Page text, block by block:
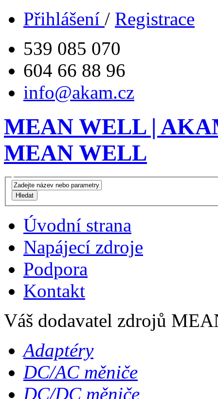
Přihlášení / Registrace
539 085 070
604 66 88 96
info@akam.cz
MEAN WELL |
MEAN WELL
Úvodní strana
Napájecí zdroje
Podpora
Kontakt
Váš dodavatel zdrojů
Adaptéry
DC/AC měniče
DC/DC měniče